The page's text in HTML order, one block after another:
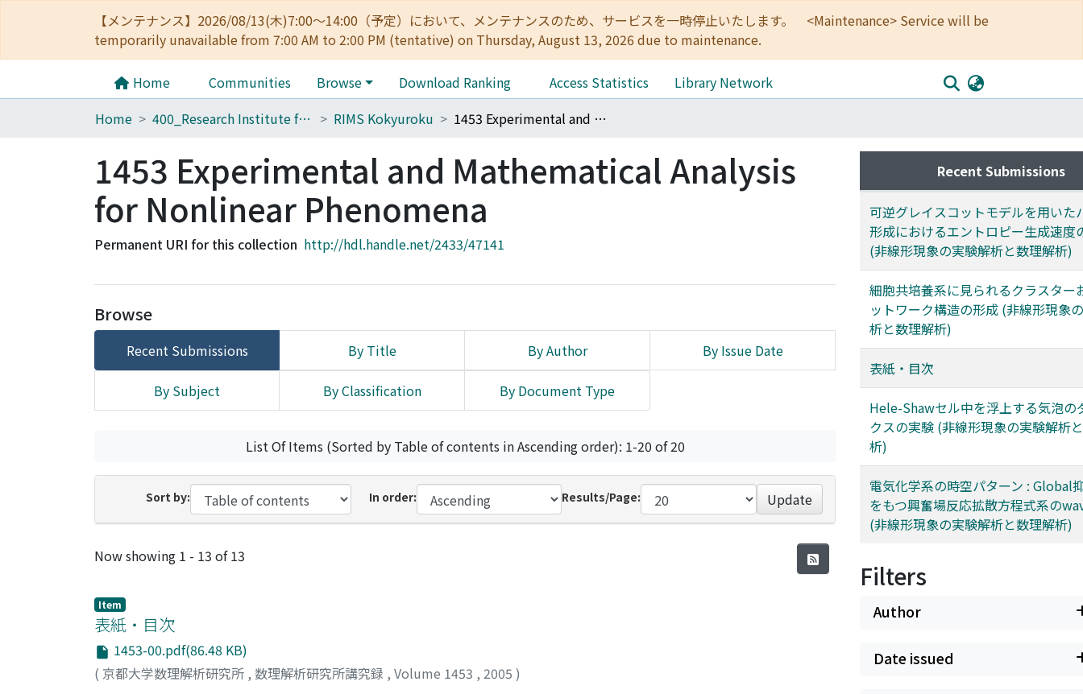
【メンテナンス】2026/08/13(木)7:00～14:00（予定）において、メンテナンスのため、サービスを一時停止いたします。 <Maintenance> Service will be
temporarily unavailable from 7:00 AM to 2:00 PM (tentative) on Thursday, August 13, 2026 due to maintenance.
Home Communities Browse Download Ranking Access Statistics
Library Network
Home
400_Research Institute for Mathematical Sciences RIMS Kokyuroku 1453 Experimental and Mathematical Analysis for Nonlinear Phenomena
1453 Experimental and Mathematical Analysis
for Nonlinear Phenomena
Permanent URI for this collection http://hdl.handle.net/2433/47141
Browse
Recent Submissions By Title By Author By Issue Date
By Subject By Classification By Document Type
List Of Items (Sorted by Table of contents in Ascending order): 1-20 of 20
Sort by: In order: Results/Page: Update
Recent Submissions
Now showing 1 - 13 of 13
Item
表紙・目次
1453-00.pdf(86.48 KB)
( 京都大学数理解析研究所 , 数理解析研究所講究録 , Volume 1453 , 2005 )
Recent Submissions
可逆グレイスコットモデルを用いた
形成におけるエントロピー生成速度
(非線形現象の実験解析と数理解析)
細胞共培養系に見られるクラスター
ットワーク構造の形成 (非線形現象
析と数理解析)
表紙・目次
Hele-Shawセル中を浮上する気泡の
クスの実験 (非線形現象の実験解析
析)
電気化学系の時空パターン : Global
をもつ興奮場反応拡散方程式系の
(非線形現象の実験解析と数理解析)
Filters
Author
Date issued